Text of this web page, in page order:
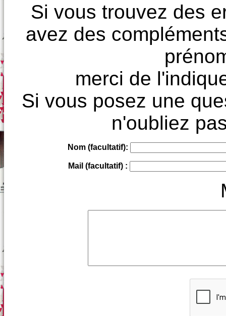
Si vous trouvez des
avez des
merci de
Si vous posez une
n'oubliez
Nom (facultatif):
Mail (facultatif) :